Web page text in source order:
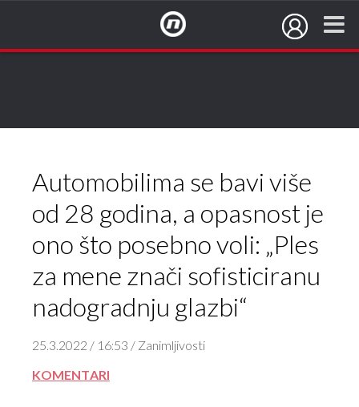
Automobilima se bavi više
od 28 godina, a opasnost je
ono što posebno voli: „Ples
za mene znači sofisticiranu
nadogradnju glazbi“
25.3.2022 / 16:53 / Zanimljivosti
KOMENTARI